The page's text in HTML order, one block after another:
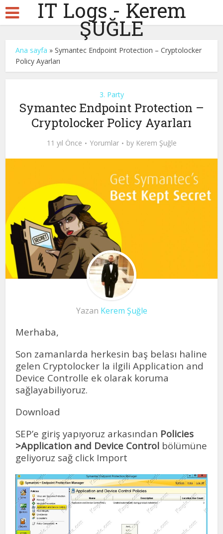
IT Logs - Kerem
ŞUĞLE
Ana sayfa »Symantec Endpoint Protection – Cryptolocker
Policy Ayarları
3. Party
Symantec Endpoint Protection –
Cryptolocker Policy Ayarları
11 yıl Önce Yorumlar by Kerem Şuğle
Yazan Kerem Şuğle
Merhaba,
Son zamanlarda herkesin baş belası haline
gelen Cryptolocker la ilgili Application and
Device Controlle ek olarak koruma
sağlayabiliyoruz.
Download
SEP’e giriş yapıyoruz arkasından Policies
>Application and Device Control bölümüne
geliyoruz sağ click Import